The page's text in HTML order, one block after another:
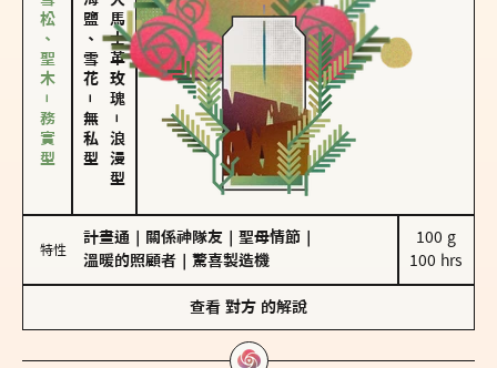
雪松、聖木－務實型 海鹽、雪花
－
無私型
大馬士革玫瑰
－
浪漫型
特性
計畫通 關係神隊友 聖母情節
溫暖的照顧者
驚喜製造機
100 g
100 hrs
查看 對方 的解說